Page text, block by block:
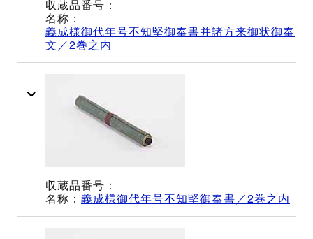
義成様御代年号不知堅御奉書并諸方来御状御奉
文／2巻之内
義成様御代年号不知堅御奉書／2巻之内